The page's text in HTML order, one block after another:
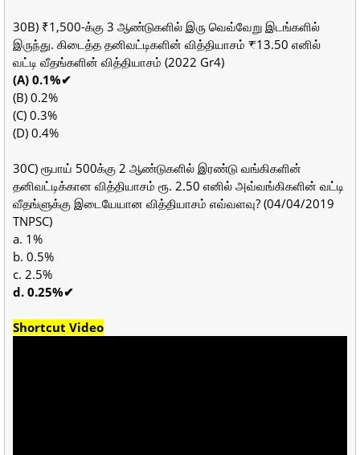
30B) ₹1,500-க்கு 3 ஆண்டுகளில் இரு வெவ்வேறு இடங்களில்
இருந்து. கிடைத்த தனிவட்டிகளின் வித்தியாசம் ₹13.50 எனில்
வட்டி வீதங்களின் வித்தியாசம் (2022 Gr4)
(A) 0.1%✔
(B) 0.2%
(C) 0.3%
(D) 0.4%
30C) ரூபாய் 500க்கு 2 ஆண்டுகளில் இரண்டு வங்கிகளின்
தனிவட்டிக்கான வித்தியாசம் ரூ. 2.50 எனில் அவ்வங்கிகளின் வட்டி
வீதங்ளுக்கு இடையேயான வித்தியாசம் எவ்வளவு? (04/04/2019
TNPSC)
a. 1%
b. 0.5%
c. 2.5%
d. 0.25%✔
Shortcut Video